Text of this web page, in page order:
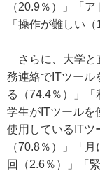
（20.9％）」「
「操作が難しい
さらに、大学と
務連絡でITツール
る（74.4％）」
学生がITツールを
使用しているITツ
（70.8％）」「
回（2.6％）」「